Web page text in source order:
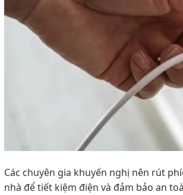
Các chuyên gia khuyến nghị nên rút
nhà để tiết kiệm điện và đảm bảo an